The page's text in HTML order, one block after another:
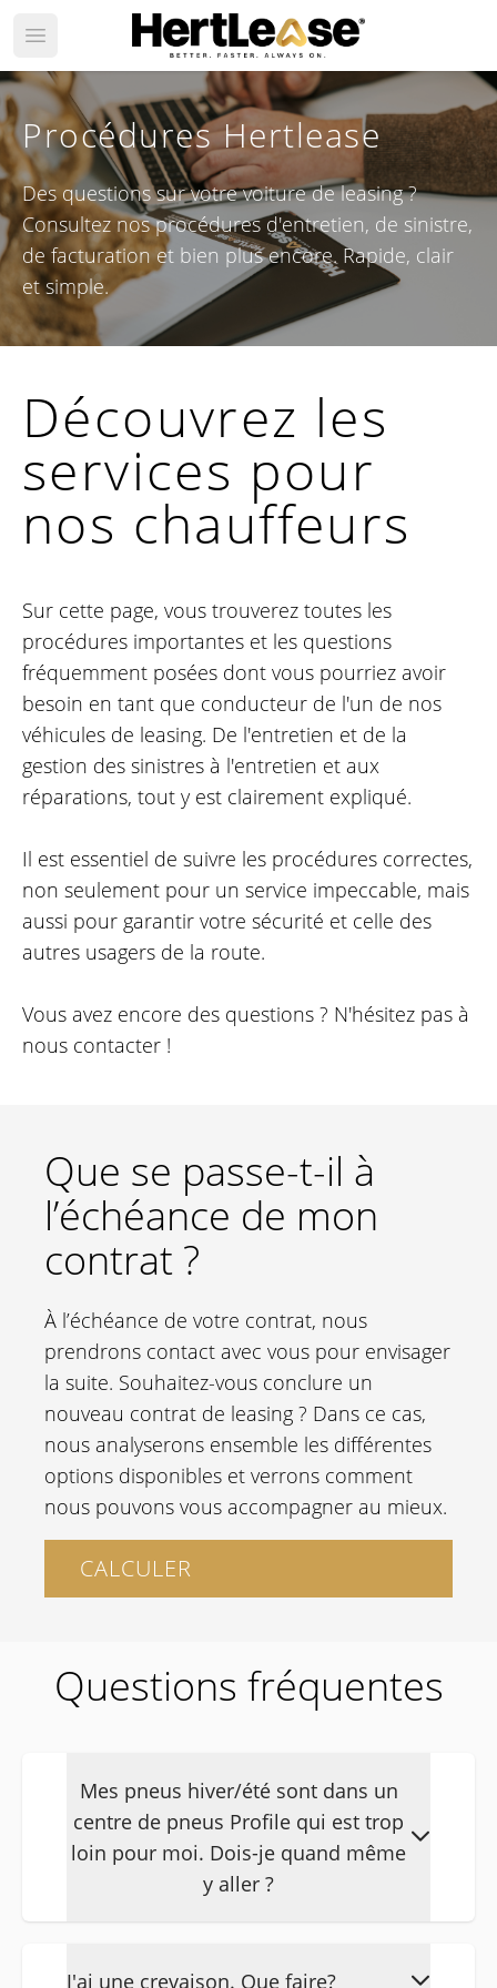
Open main menu
Procédures Hertlease
Des questions sur votre voiture de leasing ?
Consultez nos procédures d'entretien, de sinistre,
de facturation et bien plus encore. Rapide, clair
et simple.
Découvrez les
services pour
nos chauffeurs
Sur cette page, vous trouverez toutes les
procédures importantes et les questions
fréquemment posées dont vous pourriez avoir
besoin en tant que conducteur de l'un de nos
véhicules de leasing. De l'entretien et de la
gestion des sinistres à l'entretien et aux
réparations, tout y est clairement expliqué.
Il est essentiel de suivre les procédures correctes,
non seulement pour un service impeccable, mais
aussi pour garantir votre sécurité et celle des
autres usagers de la route.
Vous avez encore des questions ? N'hésitez pas à
nous contacter !
Que se passe-t-il à
l’échéance de mon
contrat ?
À l’échéance de votre contrat, nous
prendrons contact avec vous pour envisager
la suite. Souhaitez-vous conclure un
nouveau contrat de leasing ? Dans ce cas,
nous analyserons ensemble les différentes
options disponibles et verrons comment
nous pouvons vous accompagner au mieux.
CALCULER
Questions fréquentes
Mes pneus hiver/été sont dans un
centre de pneus Profile qui est trop
loin pour moi. Dois-je quand même
y aller ?
info@hertlease.be en nous indiquant
J'ai une crevaison. Que faire?